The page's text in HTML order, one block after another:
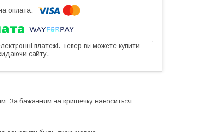
платежі. Тепер ви можете купити
сайту.
За бажанням на кришечку наноситься